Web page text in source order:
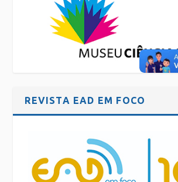
REVISTA EAD EM FOCO